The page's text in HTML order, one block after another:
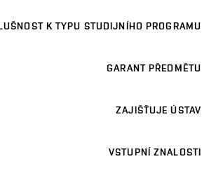
K TYPU STUDIJNÍHO PROGRAMU
GARANT PŘEDMĚTU
ZAJIŠŤUJE ÚSTAV
VSTUPNÍ ZNALOSTI